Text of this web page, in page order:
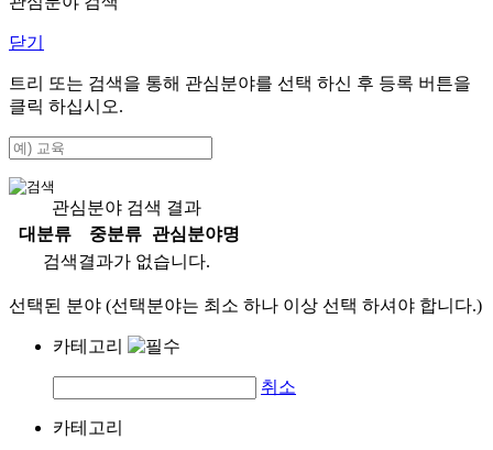
닫기
트리 또는 검색을 통해 관심분야를 선택 하신 후 등록 버튼을
클릭 하십시오.
관심분야 검색 결과
대분류
중분류
관심분야명
검색결과가 없습니다.
선택된 분야 (선택분야는 최소 하나 이상 선택 하셔야 합니다.)
카테고리
취소
카테고리